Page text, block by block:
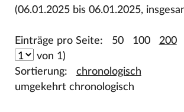
(06.01.2025 bis 06.01.2025,
Einträge pro Seite: 50 100 200
von 1)
Sortierung: chronologisch
umgekehrt chronologisch